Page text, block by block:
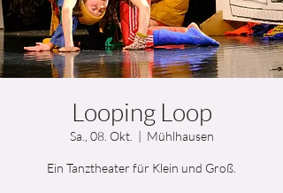
Looping Loop
Sa., 08. Okt.
  |
Mühlhausen
Ein Tanztheater für Klein und Groß.